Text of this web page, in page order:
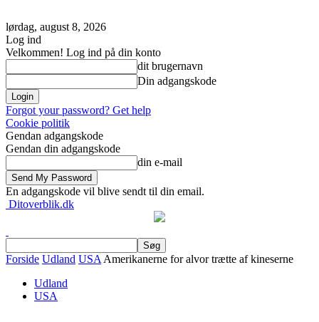
lørdag, august 8, 2026
Log ind
Velkommen! Log ind på din konto
dit brugernavn
Din adgangskode
Forgot your password? Get help
Cookie politik
Gendan adgangskode
Gendan din adgangskode
din e-mail
En adgangskode vil blive sendt til din email.
Ditoverblik.dk
Forside Udland USA Amerikanerne for alvor trætte af kineserne
Udland
USA